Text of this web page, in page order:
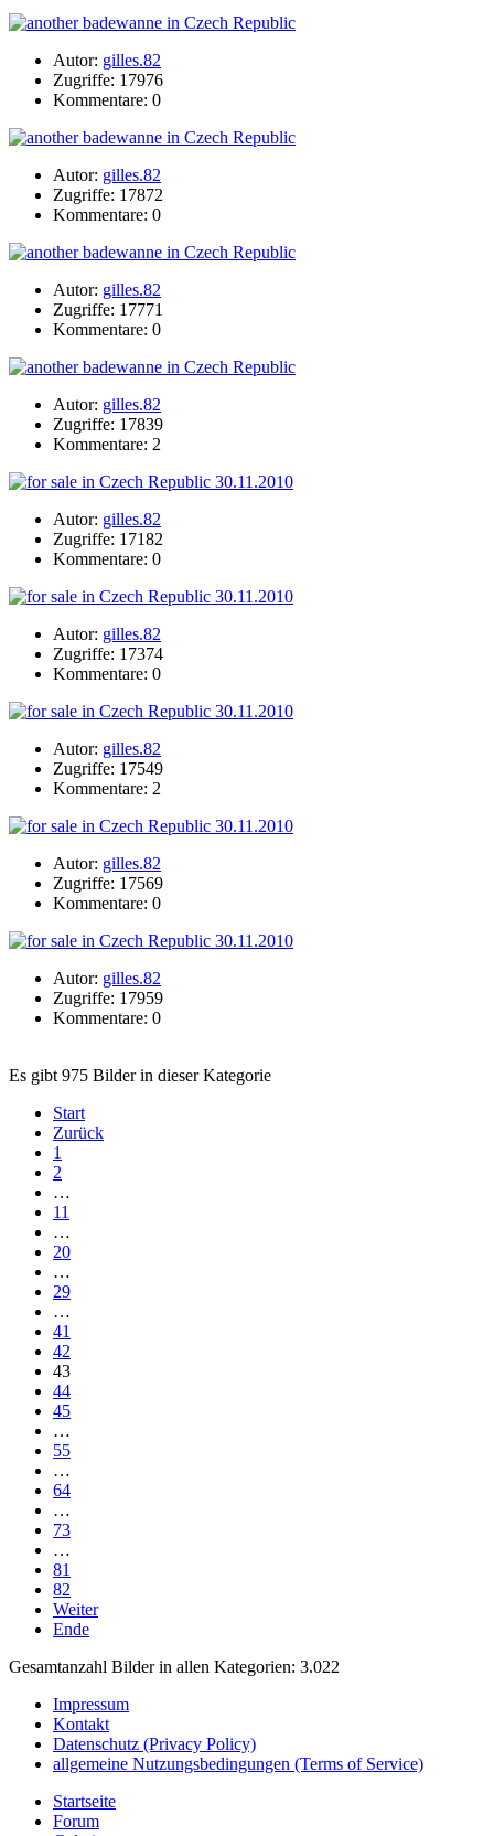
Autor: gilles.82
Zugriffe: 17976
Kommentare: 0
Autor: gilles.82
Zugriffe: 17872
Kommentare: 0
Autor: gilles.82
Zugriffe: 17771
Kommentare: 0
Autor: gilles.82
Zugriffe: 17839
Kommentare: 2
Autor: gilles.82
Zugriffe: 17182
Kommentare: 0
Autor: gilles.82
Zugriffe: 17374
Kommentare: 0
Autor: gilles.82
Zugriffe: 17549
Kommentare: 2
Autor: gilles.82
Zugriffe: 17569
Kommentare: 0
Autor: gilles.82
Zugriffe: 17959
Kommentare: 0
Es gibt 975 Bilder in dieser Kategorie
Start
Zurück
1
2
…
11
…
20
…
29
…
41
42
43
44
45
…
55
…
64
…
73
…
81
82
Weiter
Ende
Gesamtanzahl Bilder in allen Kategorien: 3.022
Impressum
Kontakt
Datenschutz (Privacy Policy)
allgemeine Nutzungsbedingungen (Terms of Service)
Startseite
Forum